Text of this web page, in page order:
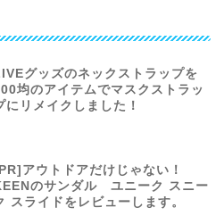
グッズのネックストラップを
均のアイテムでマスクストラッ
にリメイクしました！
アウトドアだけじゃない！
のサンダル ユニーク スニー
スライドをレビューします。